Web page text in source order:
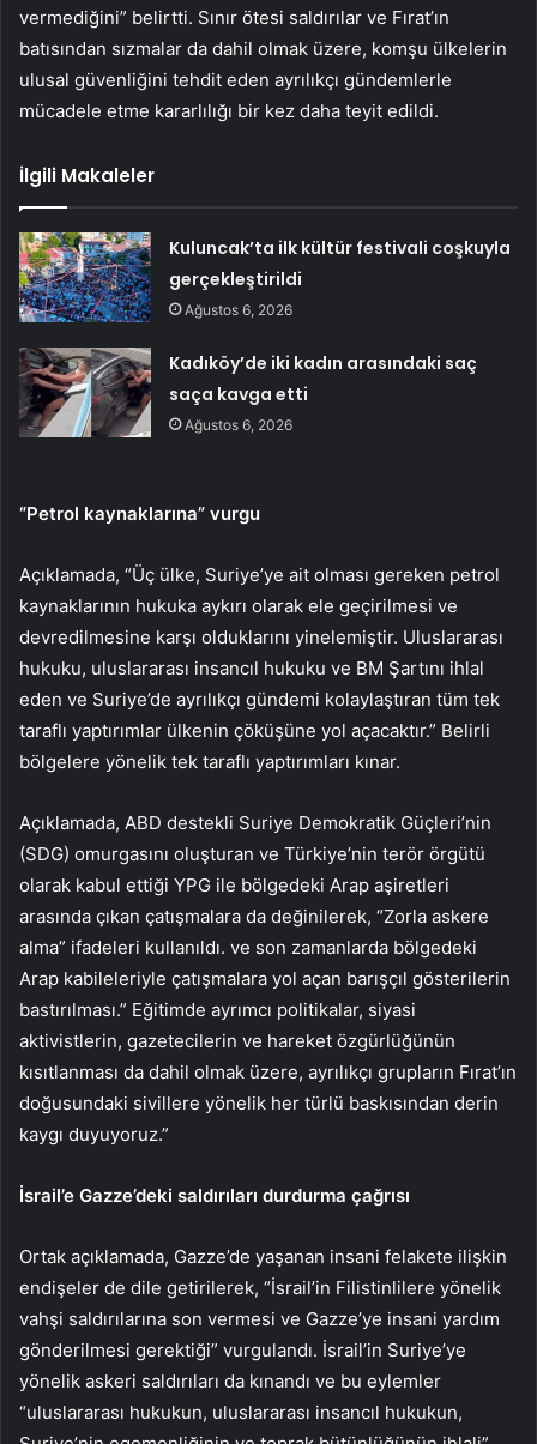
vermediğini” belirtti. Sınır ötesi saldırılar ve Fırat’ın
batısından sızmalar da dahil olmak üzere, komşu ülkelerin
ulusal güvenliğini tehdit eden ayrılıkçı gündemlerle
mücadele etme kararlılığı bir kez daha teyit edildi.
İlgili Makaleler
Kuluncak’ta ilk kültür festivali coşkuyla
gerçekleştirildi
Ağustos 6, 2026
Kadıköy’de iki kadın arasındaki saç
saça kavga etti
Ağustos 6, 2026
“Petrol kaynaklarına” vurgu
Açıklamada, “Üç ülke, Suriye’ye ait olması gereken petrol
kaynaklarının hukuka aykırı olarak ele geçirilmesi ve
devredilmesine karşı olduklarını yinelemiştir. Uluslararası
hukuku, uluslararası insancıl hukuku ve BM Şartını ihlal
eden ve Suriye’de ayrılıkçı gündemi kolaylaştıran tüm tek
taraflı yaptırımlar ülkenin çöküşüne yol açacaktır.” Belirli
bölgelere yönelik tek taraflı yaptırımları kınar.
Açıklamada, ABD destekli Suriye Demokratik Güçleri’nin
(SDG) omurgasını oluşturan ve Türkiye’nin terör örgütü
olarak kabul ettiği YPG ile bölgedeki Arap aşiretleri
arasında çıkan çatışmalara da değinilerek, “Zorla askere
alma” ifadeleri kullanıldı. ve son zamanlarda bölgedeki
Arap kabileleriyle çatışmalara yol açan barışçıl gösterilerin
bastırılması.” Eğitimde ayrımcı politikalar, siyasi
aktivistlerin, gazetecilerin ve hareket özgürlüğünün
kısıtlanması da dahil olmak üzere, ayrılıkçı grupların Fırat’ın
doğusundaki sivillere yönelik her türlü baskısından derin
kaygı duyuyoruz.”
İsrail’e Gazze’deki saldırıları durdurma çağrısı
Ortak açıklamada, Gazze’de yaşanan insani felakete ilişkin
endişeler de dile getirilerek, “İsrail’in Filistinlilere yönelik
vahşi saldırılarına son vermesi ve Gazze’ye insani yardım
gönderilmesi gerektiği” vurgulandı. İsrail’in Suriye’ye
yönelik askeri saldırıları da kınandı ve bu eylemler
“uluslararası hukukun, uluslararası insancıl hukukun,